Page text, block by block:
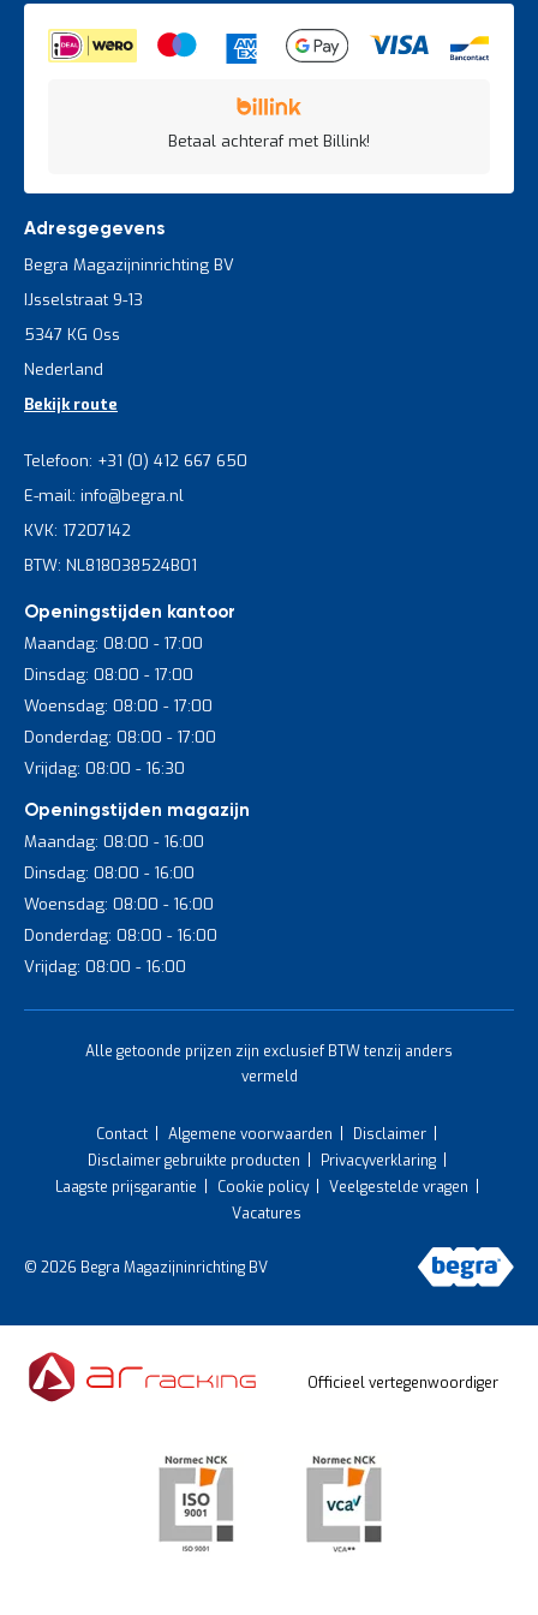
Betaal achteraf met Billink!
Adresgegevens
Begra Magazijninrichting BV
IJsselstraat 9-13
5347 KG Oss
Nederland
Bekijk route
Telefoon: +31 (0) 412 667 650
E-mail: info@begra.nl
KVK: 17207142
BTW: NL818038524B01
Openingstijden kantoor
Maandag: 08:00 - 17:00
Dinsdag: 08:00 - 17:00
Woensdag: 08:00 - 17:00
Donderdag: 08:00 - 17:00
Vrijdag: 08:00 - 16:30
Openingstijden magazijn
Maandag: 08:00 - 16:00
Dinsdag: 08:00 - 16:00
Woensdag: 08:00 - 16:00
Donderdag: 08:00 - 16:00
Vrijdag: 08:00 - 16:00
Alle getoonde prijzen zijn exclusief BTW tenzij anders
vermeld
Contact Algemene voorwaarden
Disclaimer
Disclaimer gebruikte producten
Privacyverklaring
Laagste prijsgarantie
Cookie policy
Veelgestelde vragen
Vacatures
© 2026 Begra Magazijninrichting BV
Officieel vertegenwoordiger